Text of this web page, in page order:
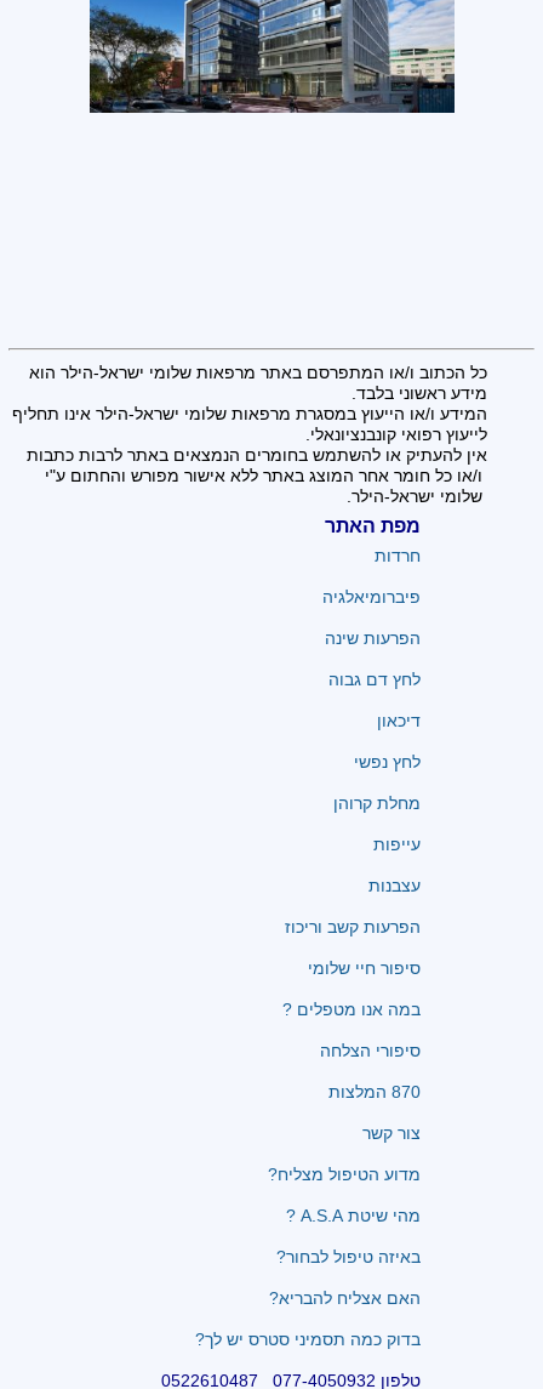
כל הכתוב ו/או המתפרסם באתר מרפאות שלומי ישראל-הילר הוא
מידע ראשוני בלבד.
המידע ו/או הייעוץ במסגרת מרפאות שלומי ישראל-הילר אינו תחליף
לייעוץ רפואי קונבנציונאלי.
אין להעתיק או להשתמש בחומרים הנמצאים באתר לרבות כתבות
ו/או כל חומר אחר המוצג באתר ללא אישור מפורש והחתום ע"י
שלומי ישראל-הילר.
מפת האתר
חרדות
פיברומיאלגיה
הפרעות שינה
לחץ דם גבוה
דיכאון
לחץ נפשי
מחלת קרוהן
עייפות
עצבנות
הפרעות קשב וריכוז
סיפור חיי שלומי
במה אנו מטפלים ?
סיפורי הצלחה
870 המלצות
צור קשר
מדוע הטיפול מצליח?
מהי שיטת A.S.A ?
באיזה טיפול לבחור?
האם אצליח להבריא?
בדוק כמה תסמיני סטרס יש לך?
טלפון 077-4050932 0522610487